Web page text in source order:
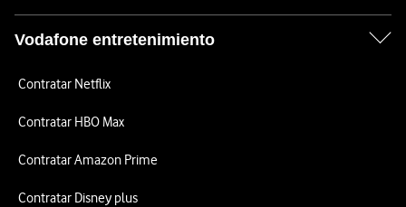
Vodafone entretenimiento
Contratar Netflix
Contratar HBO Max
Contratar Amazon Prime
Contratar Disney plus